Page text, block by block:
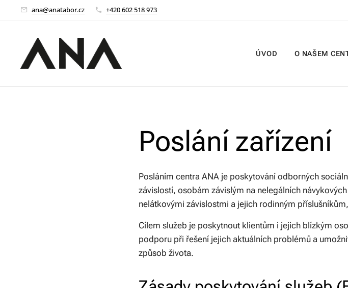
ana@anatabor.cz +420 602 518 973
ÚVOD O NAŠEM
Poslání zařízení
Posláním centra ANA je poskytování odborných
závislostí, osobám závislým na nelegálních
nelátkovými závislostmi a jejich rodinným
Cílem služeb je poskytnout klientům i jejich blízkým
podporu při řešení jejich aktuálních problémů a
způsob života.